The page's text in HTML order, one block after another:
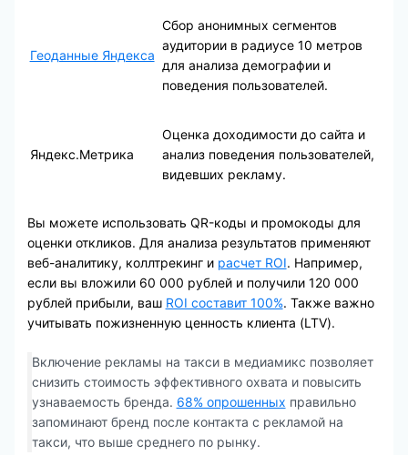
Геоданные Яндекса
Сбор анонимных сегментов
аудитории в радиусе 10 метров
для анализа демографии и
поведения пользователей.
Яндекс.Метрика
Оценка доходимости до сайта и
анализ поведения пользователей,
видевших рекламу.
Вы можете использовать QR-коды и промокоды для
оценки откликов. Для анализа результатов применяют
веб-аналитику, коллтрекинг и расчет ROI. Например,
если вы вложили 60 000 рублей и получили 120 000
рублей прибыли, ваш ROI составит 100%. Также важно
учитывать пожизненную ценность клиента (LTV).
Включение рекламы на такси в медиамикс позволяет
снизить стоимость эффективного охвата и повысить
узнаваемость бренда. 68% опрошенных правильно
запоминают бренд после контакта с рекламой на
такси, что выше среднего по рынку.